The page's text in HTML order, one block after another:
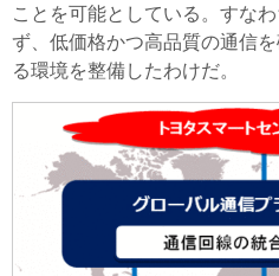
ことを可能としている。すな
ず、低価格かつ高品質の通信
る環境を整備したわけだ。